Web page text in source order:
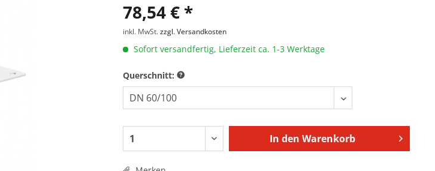
78,54 € *
inkl. MwSt.zzgl. Versandkosten
Sofort versandfertig, Lieferzeit ca. 1-3 Werktage
Querschnitt:
In den Warenkorb